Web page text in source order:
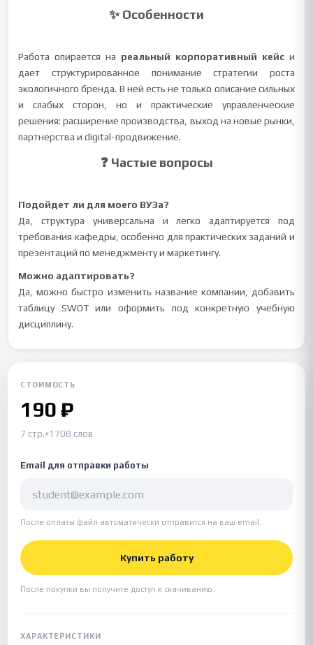
✨ Особенности
Работа опирается на реальный корпоративный кейси
дает структурированное понимание стратегии роста
экологичного бренда. В ней есть не только описание сильных
и слабых сторон, но и практические управленческие
решения: расширение производства, выход на новые рынки,
партнерства и digital-продвижение.
❓ Частые вопросы
Подойдет ли для моего ВУЗа?
Да, структура универсальна и легко адаптируется под
требования кафедры, особенно для практических заданий и
презентаций по менеджменту и маркетингу.
Можно адаптировать?
Да, можно быстро изменить название компании, добавить
таблицу SWOT или оформить под конкретную учебную
дисциплину.
СТОИМОСТЬ
190 ₽
7 стр.•1708 слов
Email для отправки работы
После оплаты файл автоматически отправится на ваш email.
Купить работу
После покупки вы получите доступ к скачиванию.
ХАРАКТЕРИСТИКИ